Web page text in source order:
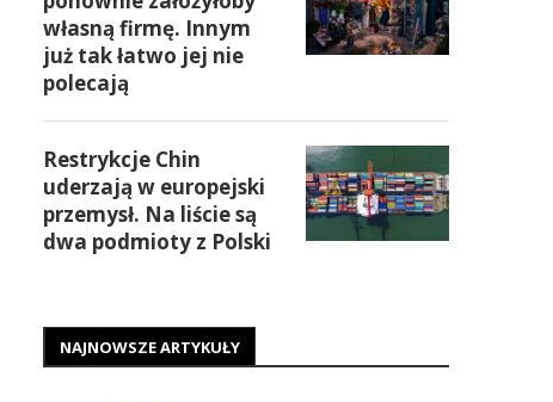
własną firmę. Innym
już tak łatwo jej nie
polecają
Restrykcje Chin
uderzają w europejski
przemysł. Na liście są
dwa podmioty z Polski
NAJNOWSZE ARTYKUŁY